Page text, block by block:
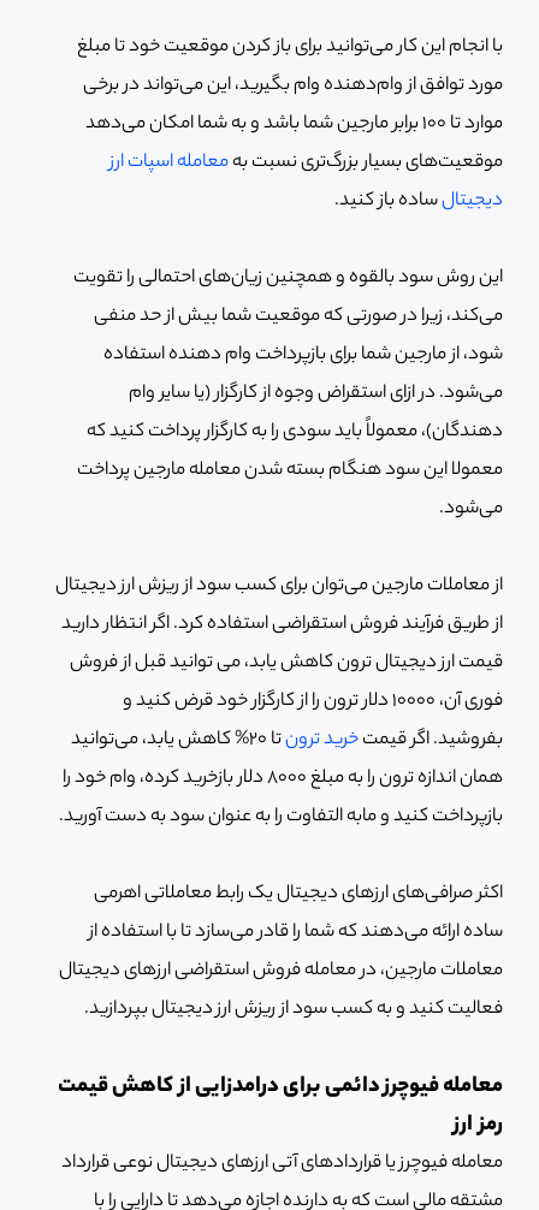
با انجام این کار می‌توانید برای باز کردن موقعیت خود تا مبلغ
مورد توافق از وام‌دهنده وام بگیرید، این می‌تواند در برخی
موارد تا 100 برابر مارجین شما باشد و به شما امکان می‌دهد
موقعیت‌های بسیار بزرگ‌تری نسبت بهمعامله اسپات ارز
دیجیتالساده باز کنید.
این روش سود بالقوه و همچنین زیان‌های احتمالی را تقویت
می‌کند، زیرا در صورتی که موقعیت شما بیش از حد منفی
شود، از مارجین شما برای بازپرداخت وام دهنده استفاده
می‌شود. در ازای استقراض وجوه از کارگزار (یا سایر وام
دهندگان)، معمولاً باید سودی را به کارگزار پرداخت کنید که
معمولا این سود هنگام بسته شدن معامله مارجین پرداخت
می‌شود.
از معاملات مارجین می‌توان برای کسب سود از ریزش ارز دیجیتال
از طریق فرآیند فروش استقراضی استفاده کرد. اگر انتظار دارید
قیمت ارز دیجیتال ترون کاهش یابد، می توانید قبل از فروش
فوری آن، 10000 دلار ترون را از کارگزار خود قرض کنید و
بفروشید. اگر قیمتخرید ترون
تا 20% کاهش یابد، می‌توانید
همان اندازه ترون را به مبلغ 8000 دلار بازخرید کرده، وام خود را
بازپرداخت کنید و مابه التفاوت را به عنوان سود به دست آورید.
اکثر صرافی‌های ارزهای دیجیتال یک رابط معاملاتی اهرمی
ساده ارائه می‌دهند که شما را قادر می‌سازد تا با استفاده از
معاملات مارجین، در معامله فروش استقراضی ارزهای دیجیتال
فعالیت کنید و به کسب سود از ریزش ارز دیجیتال بپردازید.
معامله فیوچرز دائمی برای درامدزایی از کاهش قیمت
رمز ارز
معامله فیوچرز یا قراردادهای آتی ارزهای دیجیتال نوعی قرارداد
مشتقه مالی است که به دارنده اجازه می‌دهد تا دارایی را با